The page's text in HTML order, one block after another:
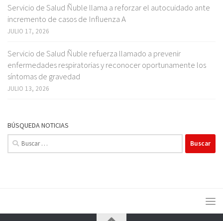
Servicio de Salud Ñuble llama a reforzar el autocuidado ante
incremento de casos de Influenza A
JULIO 17, 2026
Servicio de Salud Ñuble refuerza llamado a prevenir
enfermedades respiratorias y reconocer oportunamente los
síntomas de gravedad
JULIO 13, 2026
BÚSQUEDA NOTICIAS
Buscar: